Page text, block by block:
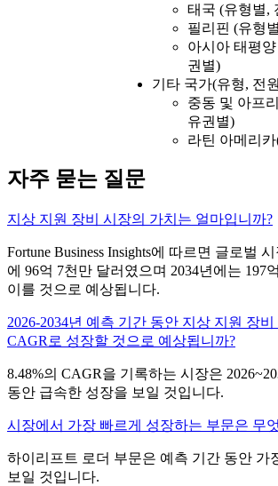
태국 (유형별,
필리핀 (유형
아시아 태평
권별)
기타 국가(유형, 전
중동 및 아프
유권별)
라틴 아메리
자주 묻는 질문
지상 지원 장비 시장의 가치는 얼마입니까?
Fortune Business Insights에 따르면 글로벌
에 96억 7천만 달러였으며 2034년에는 197
이를 것으로 예상됩니다.
2026-2034년 예측 기간 동안 지상 지원 장
CAGR로 성장할 것으로 예상됩니까?
8.48%의 CAGR을 기록하는 시장은
동안 급속한 성장을 보일 것입니다.
시장에서 가장 빠르게 성장하는 부문은 무
하이리프트 로더 부문은 예측 기간 동안 가
보일 것입니다.